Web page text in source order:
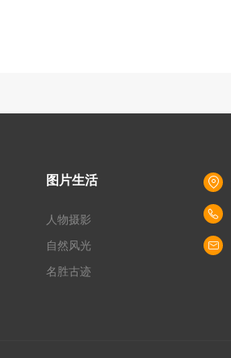
图片生活
人物摄影
自然风光
名胜古迹